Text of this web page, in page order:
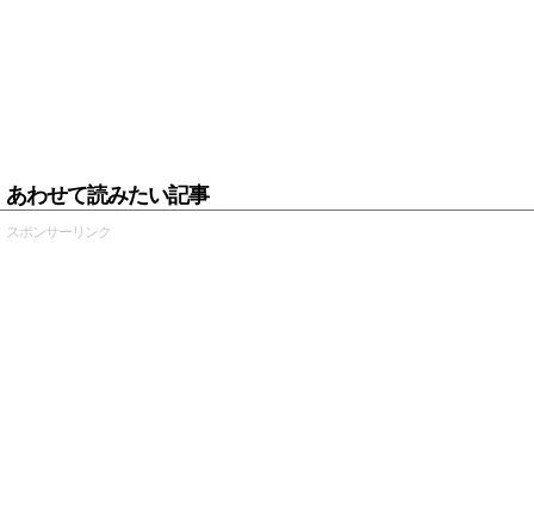
あわせて読みたい記事
スポンサーリンク